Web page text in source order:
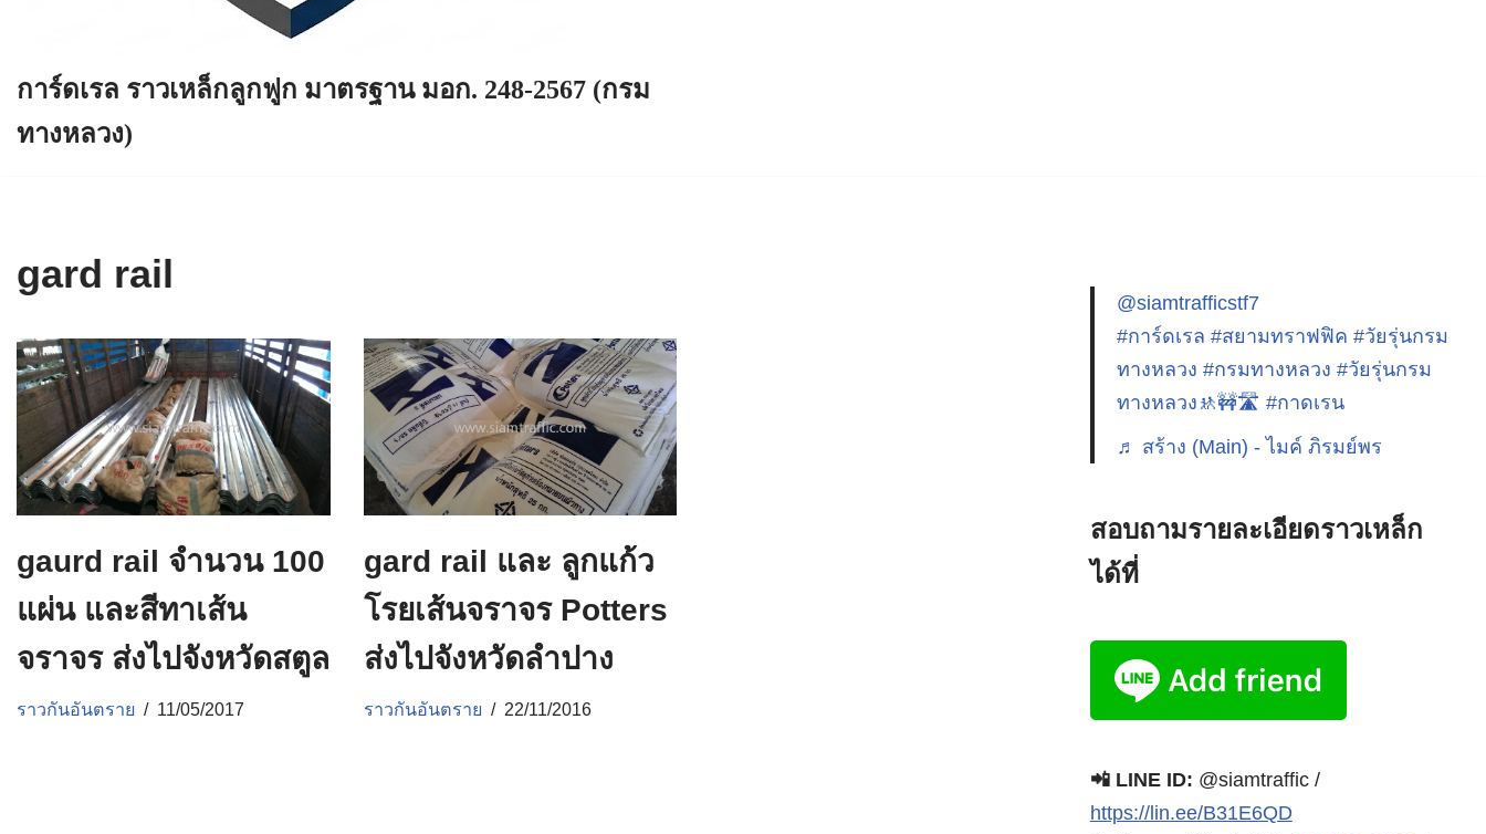
การ์ดเรล ราวเหล็กลูกฟูก มาตรฐาน มอก. 248-2567 (กรม
ทางหลวง)
gard rail
gaurd rail จำนวน 100
แผ่น และสีทาเส้น
จราจร ส่งไปจังหวัดสตูล
ราวกันอันตราย 11/05/2017
gard rail และ ลูกแก้ว
โรยเส้นจราจร Potters
ส่งไปจังหวัดลำปาง
ราวกันอันตราย 22/11/2016
@siamtrafficstf7
#การ์ดเรล #สยามทราฟฟิค #วัยรุ่นกรม
ทางหลวง #กรมทางหลวง #วัยรุ่นกรม
ทางหลวง🚸🚧🛣️ #กาดเรน
♬ สร้าง (Main) - ไมค์ ภิรมย์พร
สอบถามรายละเอียดราวเหล็ก
ได้ที่
📲 LINE ID: @siamtraffic /
https://lin.ee/B31E6QD